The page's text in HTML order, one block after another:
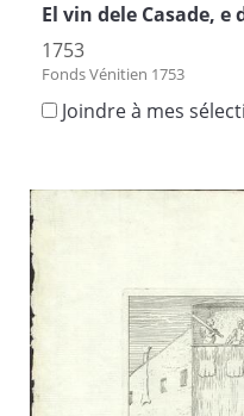
El vin dele Casade,
1753
Fonds Vénitien 1753
Joindre à mes